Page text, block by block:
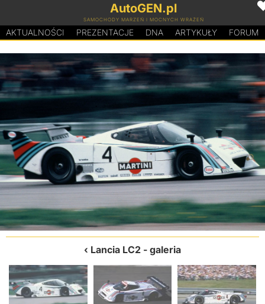
AutoGEN.pl
SAMOCHODY MARZEŃ I MOCNYCH WRAŻEŃ
AKTUALNOŚCI PREZENTACJE DNA ARTYKUŁY FORUM
Lancia LC2 - galeria